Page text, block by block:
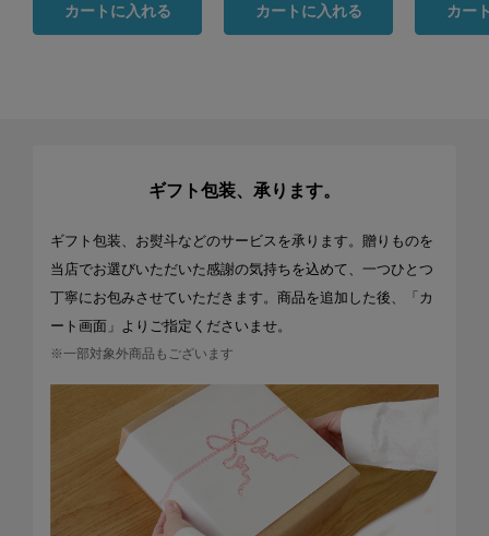
カートに入れる カートに入れる カー
ギフト包装、承ります。
ギフト包装、お熨斗などのサービスを承ります。贈りものを
当店でお選びいただいた感謝の気持ちを込めて、一つひとつ
丁寧にお包みさせていただきます。商品を追加した後、「カ
ート画面」よりご指定くださいませ。
※一部対象外商品もございます